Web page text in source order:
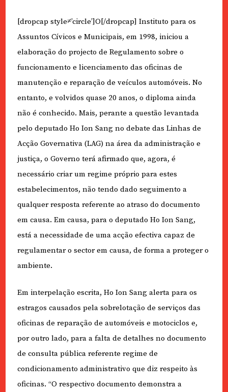
[dropcap style≠’circle’]O[/dropcap] Instituto para os
Assuntos Cívicos e Municipais, em 1998, iniciou a
elaboração do projecto de Regulamento sobre o
funcionamento e licenciamento das oficinas de
manutenção e reparação de veículos automóveis. No
entanto, e volvidos quase 20 anos, o diploma ainda
não é conhecido. Mais, perante a questão levantada
pelo deputado Ho Ion Sang no debate das Linhas de
Acção Governativa (LAG) na área da administração e
justiça, o Governo terá afirmado que, agora, é
necessário criar um regime próprio para estes
estabelecimentos, não tendo dado seguimento a
qualquer resposta referente ao atraso do documento
em causa. Em causa, para o deputado Ho Ion Sang,
está a necessidade de uma acção efectiva capaz de
regulamentar o sector em causa, de forma a proteger o
ambiente.
Em interpelação escrita, Ho Ion Sang alerta para os
estragos causados pela sobrelotação de serviços das
oficinas de reparação de automóveis e motociclos e,
por outro lado, para a falta de detalhes no documento
de consulta pública referente regime de
condicionamento administrativo que diz respeito às
oficinas. “O respectivo documento demonstra a